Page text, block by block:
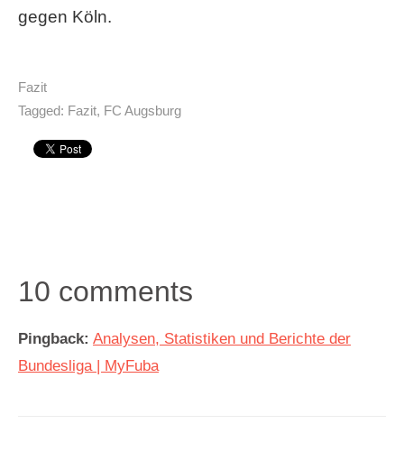
gegen Köln.
Fazit
Tagged: Fazit, FC Augsburg
10 comments
Pingback: Analysen, Statistiken und Berichte der
Bundesliga | MyFuba